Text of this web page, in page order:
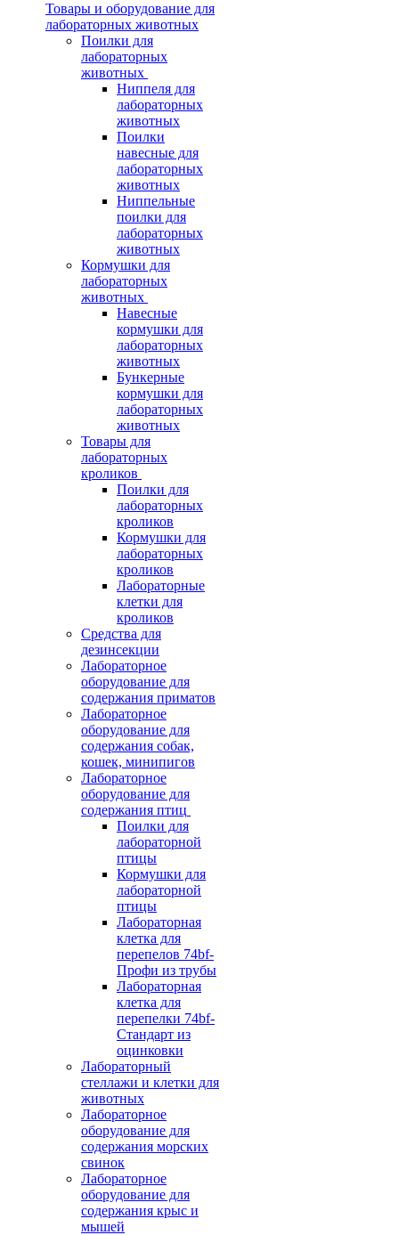
Товары и оборудование для
лабораторных животных
Поилки для
лабораторных
животных
Ниппеля для
лабораторных
животных
Поилки
навесные для
лабораторных
животных
Ниппельные
поилки для
лабораторных
животных
Кормушки для
лабораторных
животных
Навесные
кормушки для
лабораторных
животных
Бункерные
кормушки для
лабораторных
животных
Товары для
лабораторных
кроликов
Поилки для
лабораторных
кроликов
Кормушки для
лабораторных
кроликов
Лабораторные
клетки для
кроликов
Средства для
дезинсекции
Лабораторное
оборудование для
содержания приматов
Лабораторное
оборудование для
содержания собак,
кошек, минипигов
Лабораторное
оборудование для
содержания птиц
Поилки для
лабораторной
птицы
Кормушки для
лабораторной
птицы
Лабораторная
клетка для
перепелов 74bf-
Профи из трубы
Лабораторная
клетка для
перепелки 74bf-
Стандарт из
оцинковки
Лабораторный
стеллажи и клетки для
животных
Лабораторное
оборудование для
содержания морских
свинок
Лабораторное
оборудование для
содержания крыс и
мышей